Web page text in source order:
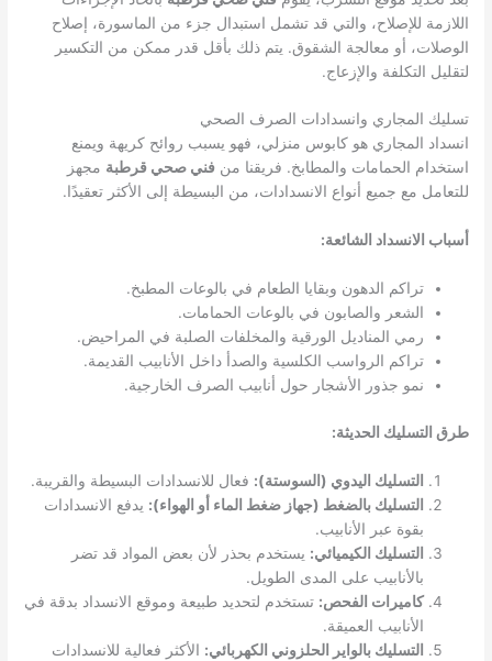
اللازمة للإصلاح، والتي قد تشمل استبدال جزء من الماسورة، إصلاح
الوصلات، أو معالجة الشقوق. يتم ذلك بأقل قدر ممكن من التكسير
لتقليل التكلفة والإزعاج.
تسليك المجاري وانسدادات الصرف الصحي
انسداد المجاري هو كابوس منزلي، فهو يسبب روائح كريهة ويمنع
استخدام الحمامات والمطابخ. فريقنا منفني صحي قرطبة مجهز
للتعامل مع جميع أنواع الانسدادات، من البسيطة إلى الأكثر تعقيدًا.
أسباب الانسداد الشائعة:
تراكم الدهون وبقايا الطعام في بالوعات المطبخ.
الشعر والصابون في بالوعات الحمامات.
رمي المناديل الورقية والمخلفات الصلبة في المراحيض.
تراكم الرواسب الكلسية والصدأ داخل الأنابيب القديمة.
نمو جذور الأشجار حول أنابيب الصرف الخارجية.
طرق التسليك الحديثة:
التسليك اليدوي (السوستة): فعال للانسدادات البسيطة والقريبة.
التسليك بالضغط (جهاز ضغط الماء أو الهواء): يدفع الانسدادات
بقوة عبر الأنابيب.
التسليك الكيميائي: يستخدم بحذر لأن بعض المواد قد تضر
بالأنابيب على المدى الطويل.
كاميرات الفحص: تستخدم لتحديد طبيعة وموقع الانسداد بدقة في
الأنابيب العميقة.
التسليك بالواير الحلزوني الكهربائي: الأكثر فعالية للانسدادات